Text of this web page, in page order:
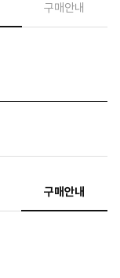
구매안내
구매안내